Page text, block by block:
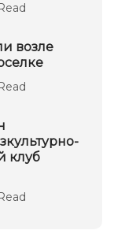
возле
клуб